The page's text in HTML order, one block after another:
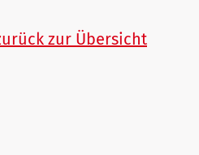
zur Übersicht